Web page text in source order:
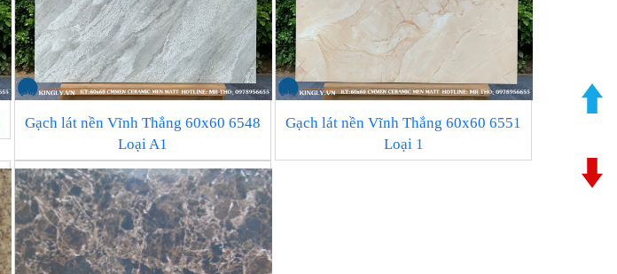
Gạch lát nền Vĩnh Thắng 60x60 6548
Loại A1
Gạch lát nền Vĩnh Thắng 60x60 6551
Loại 1